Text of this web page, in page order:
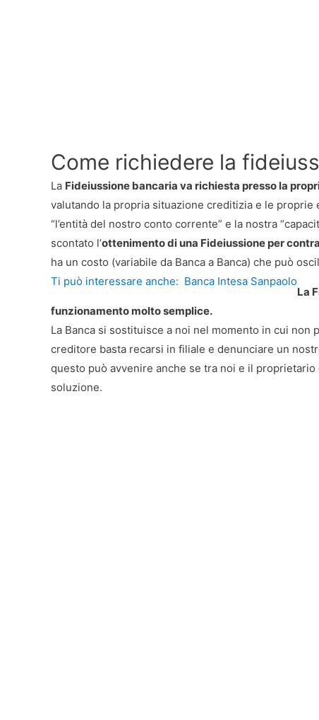
Come richiedere la
La Fideiussione bancaria va richiesta presso la
valutando la propria situazione creditizia e le
“l’entità del nostro conto corrente” e la nostra
scontato l’ottenimento di una Fideiussione per
ha un costo (variabile da Banca a Banca) che può
Ti può interessare anche: Banca Intesa Sanpaolo
La
funzionamento molto semplice.
La Banca si sostituisce a noi nel momento in cui
creditore basta recarsi in filiale e denunciare un
questo può avvenire anche se tra noi e il
soluzione.